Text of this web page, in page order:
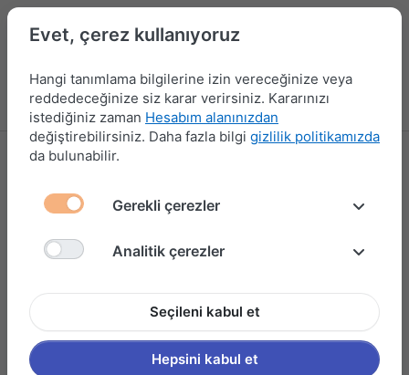
Menü Kampanyalar Yeni Ürünler Giriş yap
İletişim Bilgilerimiz
Hüneriş Hırdavat Sanayi ve Ticaret LTD ŞTİ
Ömer Kerem GÜNNAR
0(534)589 19 63
Evet, çerez kullanıyoruz
Hangi tanımlama bilgilerine izin vereceğinize veya
reddedeceğinize siz karar verirsiniz. Kararınızı
istediğiniz zaman Hesabım alanınızdan
değiştirebilirsiniz. Daha fazla bilgi gizlilik politikamızda
da bulunabilir.
Gerekli çerezler
Analitik çerezler
Seçileni kabul et
Hepsini kabul et